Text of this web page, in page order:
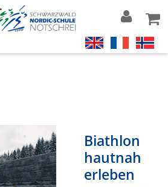
Biathlon
hautnah
erleben